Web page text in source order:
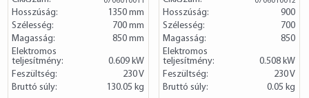
Hosszúság:
1350 mm
Szélesség:
700 mm
Magasság:
850 mm
Elektromos
teljesítmény:
0.609 kW
Feszültség:
230 V
Bruttó súly:
130.05 kg
Hosszúság:
900
Szélesség:
700
Magasság:
850
Elektromos
teljesítmény:
0.508 kW
Feszültség:
230 V
Bruttó súly:
0.05 kg